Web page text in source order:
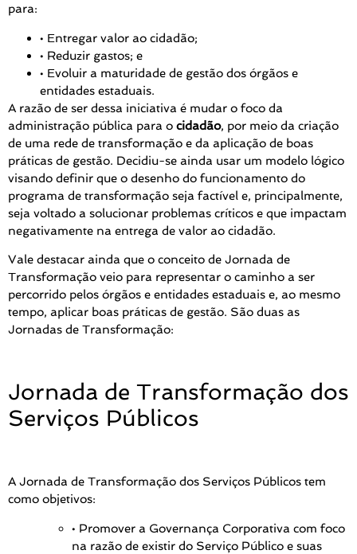
para:
• Entregar valor ao cidadão;
• Reduzir gastos; e
• Evoluir a maturidade de gestão dos órgãos e
entidades estaduais.
A razão de ser dessa iniciativa é mudar o foco da
administração pública para o cidadão, por meio da criação
de uma rede de transformação e da aplicação de boas
práticas de gestão. Decidiu-se ainda usar um modelo lógico
visando definir que o desenho do funcionamento do
programa de transformação seja factível e, principalmente,
seja voltado a solucionar problemas críticos e que impactam
negativamente na entrega de valor ao cidadão.
Vale destacar ainda que o conceito de Jornada de
Transformação veio para representar o caminho a ser
percorrido pelos órgãos e entidades estaduais e, ao mesmo
tempo, aplicar boas práticas de gestão. São duas as
Jornadas de Transformação:
Jornada de Transformação dos
Serviços Públicos
A Jornada de Transformação dos Serviços Públicos tem
como objetivos:
• Promover a Governança Corporativa com foco
na razão de existir do Serviço Público e suas